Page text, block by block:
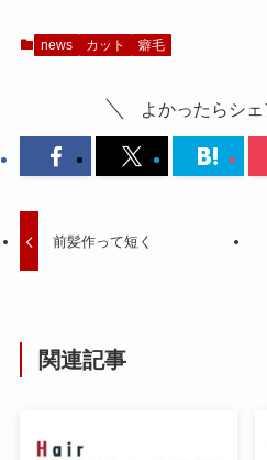
news カット 癖毛
よかったらシェ
前髪作って短く
関連記事